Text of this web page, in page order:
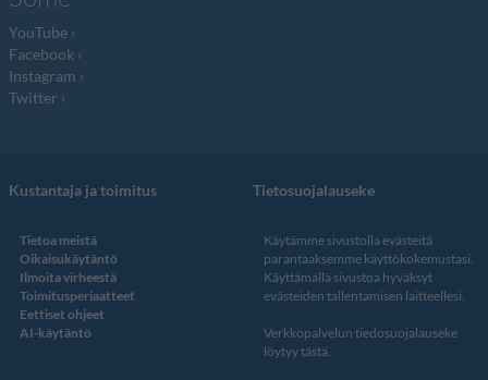
YouTube
Facebook
Instagram
Twitter
Kustantaja ja toimitus
Tietoa meistä
Oikaisukäytäntö
Ilmoita virheestä
Toimitusperiaatteet
Eettiset ohjeet
AI-käytäntö
Tietosuojalauseke
Käytämme sivustolla evästeitä
parantaaksemme käyttökokemustasi.
Käyttämällä sivustoa hyväksyt
evästeiden tallentamisen laitteellesi.
Verkkopalvelun tiedosuojalauseke
löytyy tästä